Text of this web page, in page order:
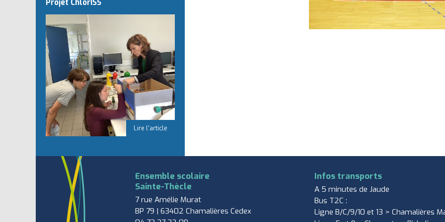
Projet ChlorISS
Ensemble scolaire
Sainte-Thècle
7 rue Amélie Murat
BP 79 | 63402 Chamalières Cedex
Infos transports
A 5 minutes de Jaude
Bus T2C :
Ligne B/C/9/10 et 13 > Chamalières